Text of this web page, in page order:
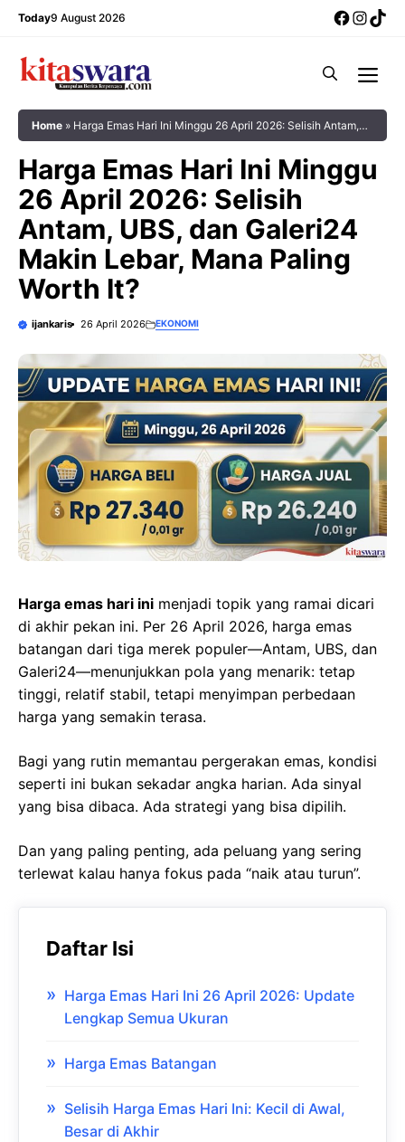
Skip
content
Today9 August 2026
Home » Harga Emas Hari Ini Minggu 26 April 2026: Selisih Antam,
Harga Emas Hari Ini Minggu
26 April 2026: Selisih
Antam, UBS, dan Galeri24
Makin Lebar, Mana Paling
Worth It?
ijankaris 26 April 2026 EKONOMI
Harga emas hari ini menjadi topik yang ramai dicari
di akhir pekan ini. Per 26 April 2026, harga emas
batangan dari tiga merek populer—Antam, UBS, dan
Galeri24—menunjukkan pola yang menarik: tetap
tinggi, relatif stabil, tetapi menyimpan perbedaan
harga yang semakin terasa.
Bagi yang rutin memantau pergerakan emas, kondisi
seperti ini bukan sekadar angka harian. Ada sinyal
yang bisa dibaca. Ada strategi yang bisa dipilih.
Dan yang paling penting, ada peluang yang sering
terlewat kalau hanya fokus pada “naik atau turun”.
Daftar Isi
Harga Emas Hari Ini 26 April 2026: Update
Lengkap Semua Ukuran
Harga Emas Batangan
Selisih Harga Emas Hari Ini: Kecil di Awal,
Besar di Akhir